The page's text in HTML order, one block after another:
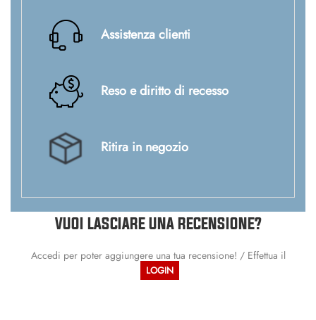
Assistenza clienti
Reso e diritto di recesso
Ritira in negozio
VUOI LASCIARE UNA RECENSIONE?
Accedi per poter aggiungere una tua recensione! / Effettua il
LOGIN